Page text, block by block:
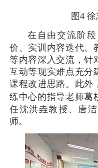
图4 徐
在自由交流阶
价、实训内容迭代、
等内容深入交流，针
互动等现实难点充分
课程改进思路。 此外
练中心的指导老师葛
任沈洪垚教授、唐
师。